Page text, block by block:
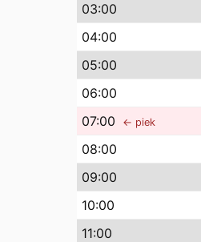
03:00
04:00
05:00
06:00
07:00 ← piek
08:00
09:00
10:00
11:00